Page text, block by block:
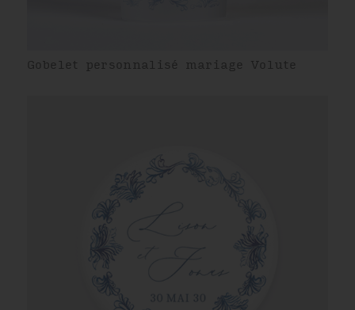
Gobelet personnalisé mariage Volute